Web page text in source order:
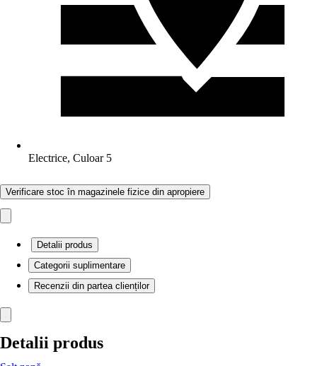
Electrice, Culoar 5
Verificare stoc în magazinele fizice din apropiere
Detalii produs
Categorii suplimentare
Recenzii din partea clienților
Detalii produs